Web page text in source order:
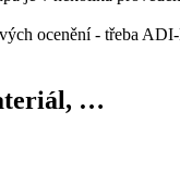
ocenění - třeba
…